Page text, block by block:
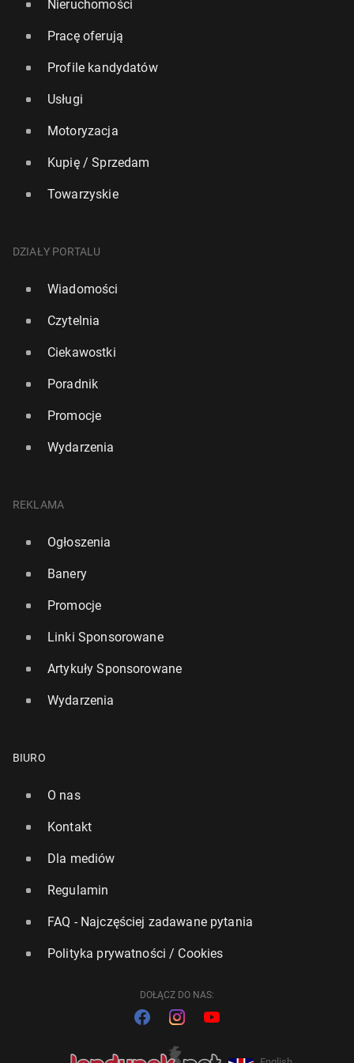
Nieruchomości
Pracę oferują
Profile kandydatów
Usługi
Motoryzacja
Kupię / Sprzedam
Towarzyskie
DZIAŁY PORTALU
Wiadomości
Czytelnia
Ciekawostki
Poradnik
Promocje
Wydarzenia
REKLAMA
Ogłoszenia
Banery
Promocje
Linki Sponsorowane
Artykuły Sponsorowane
Wydarzenia
BIURO
O nas
Kontakt
Dla mediów
Regulamin
FAQ - Najczęściej zadawane pytania
Polityka prywatności / Cookies
DOŁĄCZ DO NAS: